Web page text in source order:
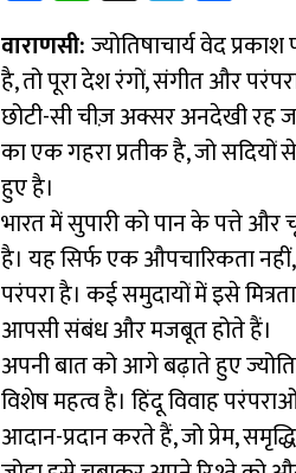
ce
b
o
ok
h
at
sA
p
p
le
gr
a
m
e
वाराणसी:ज्योतिषाचार्य वेद
है, तो पूरा देश रंगों, संगीत और
छोटी-सी चीज़ अक्सर अनदेखी रह
का एक गहरा प्रतीक है, जो सदियों
हुए है।
भारत में सुपारी को पान के पत्ते
है। यह सिर्फ एक औपचारिकता
परंपरा है। कई समुदायों में इसे
आपसी संबंध और मजबूत होते हैं।
अपनी बात को आगे बढ़ाते हुए
विशेष महत्व है। हिंदू विवाह
आदान-प्रदान करते हैं, जो प्रेम,